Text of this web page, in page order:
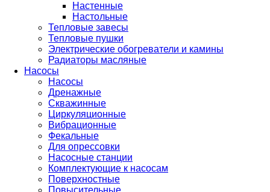
Настенные
Настольные
Тепловые завесы
Тепловые пушки
Электрические обогреватели и камины
Радиаторы масляные
Насосы
Насосы
Дренажные
Скважинные
Циркуляционные
Вибрационные
Фекальные
Для опрессовки
Насосные станции
Комплектующие к насосам
Поверхностные